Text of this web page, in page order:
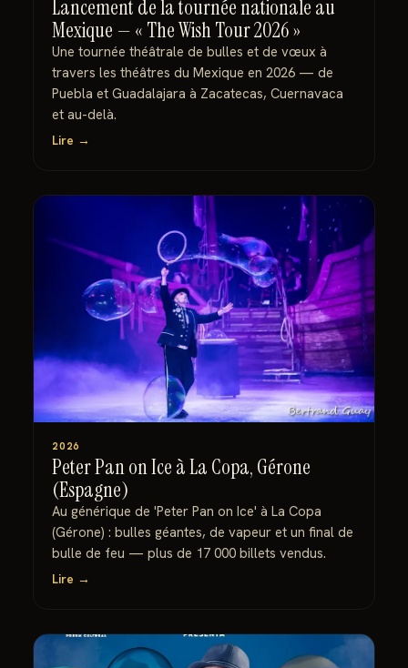
Lancement de la tournée nationale au
Mexique — « The Wish Tour 2026 »
Une tournée théâtrale de bulles et de vœux à
travers les théâtres du Mexique en 2026 — de
Puebla et Guadalajara à Zacatecas, Cuernavaca
et au-delà.
Lire →
2026
Peter Pan on Ice à La Copa, Gérone
(Espagne)
Au générique de 'Peter Pan on Ice' à La Copa
(Gérone) : bulles géantes, de vapeur et un final de
bulle de feu — plus de 17 000 billets vendus.
Lire →